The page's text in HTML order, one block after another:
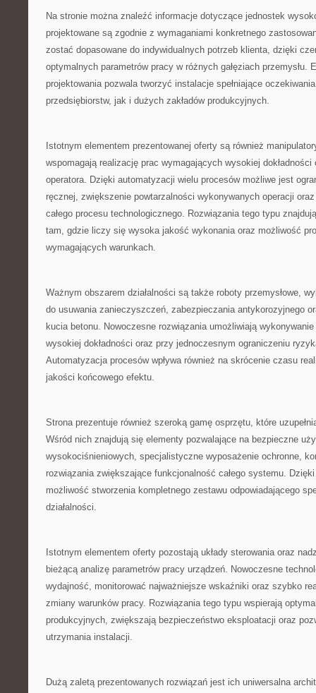
Na stronie można znaleźć informacje dotyczące jednostek
projektowane są zgodnie z wymaganiami konkretnego
zostać dopasowane do indywidualnych potrzeb klienta, dzięki
optymalnych parametrów pracy w różnych gałęziach przemysłu.
projektowania pozwala tworzyć instalacje spełniające
przedsiębiorstw, jak i dużych zakładów produkcyjnych.
Istotnym elementem prezentowanej oferty są również
wspomagają realizację prac wymagających wysokiej
operatora. Dzięki automatyzacji wielu procesów możliwe jest
ręcznej, zwiększenie powtarzalności wykonywanych operacji
całego procesu technologicznego. Rozwiązania tego typu
tam, gdzie liczy się wysoka jakość wykonania oraz możliwość
wymagających warunkach.
Ważnym obszarem działalności są także roboty przemysłowe,
do usuwania zanieczyszczeń, zabezpieczania antykorozyjnego
kucia betonu. Nowoczesne rozwiązania umożliwiają
wysokiej dokładności oraz przy jednoczesnym ograniczeniu
Automatyzacja procesów wpływa również na skrócenie czasu
jakości końcowego efektu.
Strona prezentuje również szeroką gamę osprzętu, które
Wśród nich znajdują się elementy pozwalające na bezpieczne
wysokociśnieniowych, specjalistyczne wyposażenie ochronne,
rozwiązania zwiększające funkcjonalność całego systemu.
możliwość stworzenia kompletnego zestawu odpowiadającego
działalności.
Istotnym elementem oferty pozostają układy sterowania oraz
bieżącą analizę parametrów pracy urządzeń. Nowoczesne
wydajność, monitorować najważniejsze wskaźniki oraz szybko
zmiany warunków pracy. Rozwiązania tego typu wspierają
produkcyjnych, zwiększają bezpieczeństwo eksploatacji oraz
utrzymania instalacji.
Dużą zaletą prezentowanych rozwiązań jest ich uniwersalna